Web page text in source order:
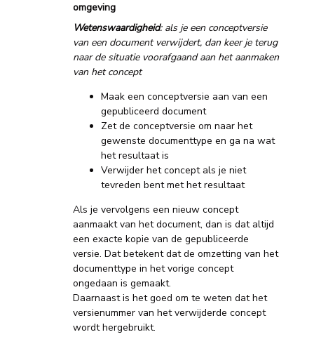
omgeving
Wetenswaardigheid: als je een conceptversie
van een document verwijdert, dan keer je terug
naar de situatie voorafgaand aan het aanmaken
van het concept
Maak een conceptversie aan van een
gepubliceerd document
Zet de conceptversie om naar het
gewenste documenttype en ga na wat
het resultaat is
Verwijder het concept als je niet
tevreden bent met het resultaat
Als je vervolgens een nieuw concept
aanmaakt van het document, dan is dat altijd
een exacte kopie van de gepubliceerde
versie. Dat betekent dat de omzetting van het
documenttype in het vorige concept
ongedaan is gemaakt.
Daarnaast is het goed om te weten dat het
versienummer van het verwijderde concept
wordt hergebruikt.